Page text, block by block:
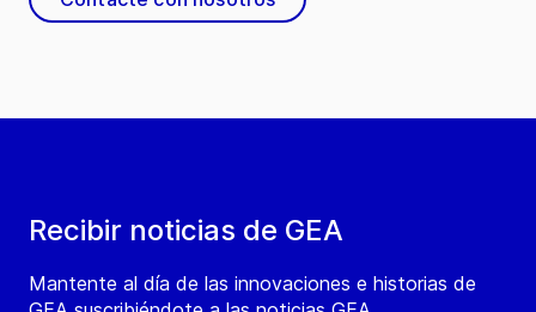
Recibir noticias de GEA
Mantente al día de las innovaciones e historias de